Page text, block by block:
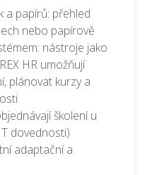
a papírů: přehled
nebo papírově
nástroje jako
HR umožňují
plánovat kurzy a
školení u
dovednosti)
adaptační a